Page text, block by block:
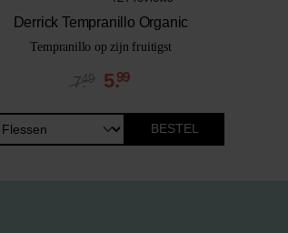
Derrick Tempranillo Organic
Tempranillo op zijn fruitigst
7.49 5.99
BESTEL